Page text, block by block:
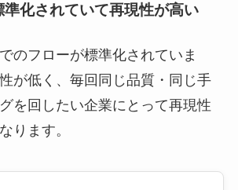
化されていて再現性が高い
のフローが標準化されていま
が低く、毎回同じ品質・同じ手
を回したい企業にとって再現性
ります。